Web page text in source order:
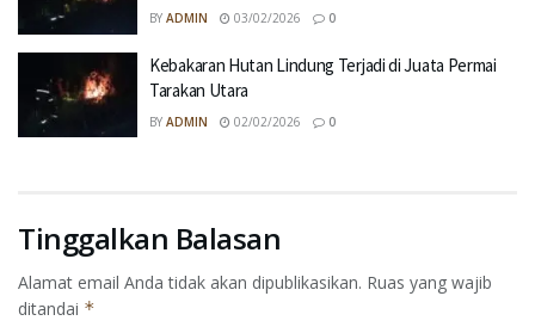
BY ADMIN 03/02/2026 0
Kebakaran Hutan Lindung Terjadi di Juata Permai
Tarakan Utara
BY ADMIN 02/02/2026 0
Tinggalkan Balasan
Alamat email Anda tidak akan dipublikasikan. Ruas yang wajib
ditandai *